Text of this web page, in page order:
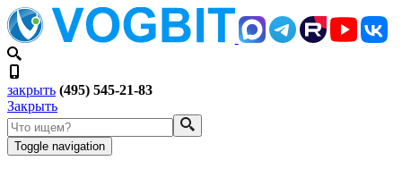
закрыть (495) 545-21-83
Закрыть
Toggle navigation